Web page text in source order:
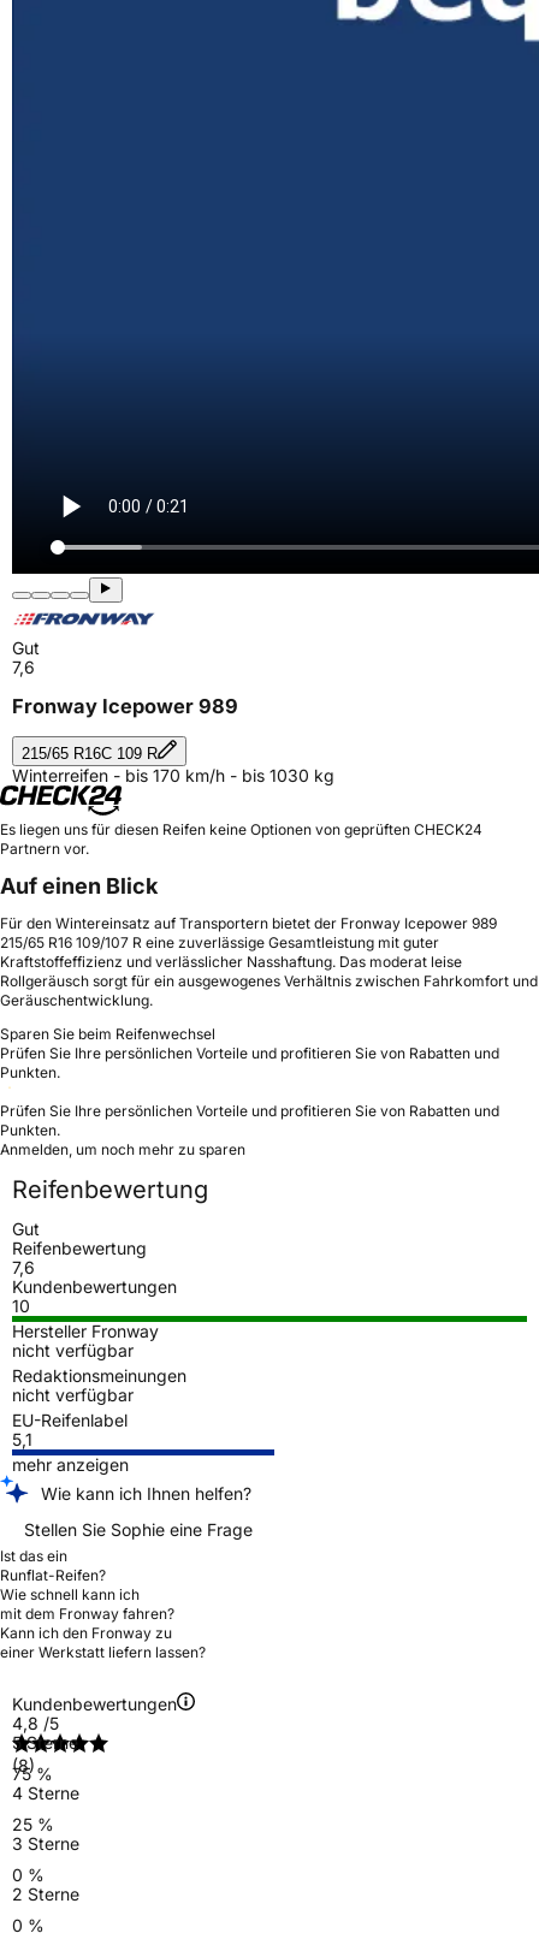
Gut
7,6
Fronway Icepower 989
215/65 R16C 109 R
Winterreifen - bis 170 km/h - bis 1030 kg
Es liegen uns für diesen Reifen keine Optionen von geprüften CHECK24
Partnern vor.
Auf einen Blick
Für den Wintereinsatz auf Transportern bietet der Fronway Icepower 989
215/65 R16 109/107 R eine zuverlässige Gesamtleistung mit guter
Kraftstoffeffizienz und verlässlicher Nasshaftung. Das moderat leise
Rollgeräusch sorgt für ein ausgewogenes Verhältnis zwischen Fahrkomfort und
Geräuschentwicklung.
Sparen Sie beim Reifenwechsel
Prüfen Sie Ihre persönlichen Vorteile und profitieren Sie von Rabatten und
Punkten.
Prüfen Sie Ihre persönlichen Vorteile und profitieren Sie von Rabatten und
Punkten.
Anmelden, um noch mehr zu sparen
Reifenbewertung
Gut
Reifenbewertung
7,6
Kundenbewertungen
10
Hersteller Fronway
nicht verfügbar
Redaktionsmeinungen
nicht verfügbar
EU-Reifenlabel
5,1
mehr anzeigen
Wie kann ich Ihnen helfen?
Stellen Sie Sophie eine Frage
Ist das ein
Runflat-Reifen?
Wie schnell kann ich
mit dem Fronway fahren?
Kann ich den Fronway zu
einer Werkstatt liefern lassen?
Kundenbewertungen
4,8 /5
(8)
5 Sterne
75 %
4 Sterne
25 %
3 Sterne
0 %
2 Sterne
0 %